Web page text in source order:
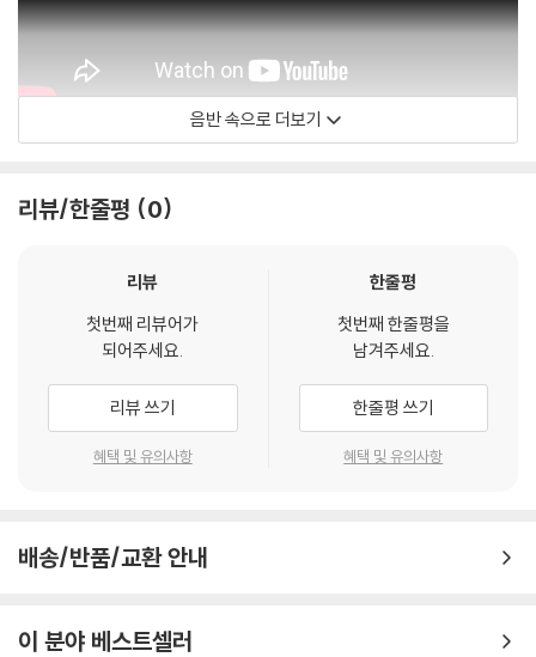
있습니다.
등이 발생할 수 있습니다.
다.
가 어려우므로 신중한 구매를 부탁드립니다.
음반 속으로 더보기
리뷰/한줄평 0
리뷰
첫번째 리뷰어가
되어주세요.
리뷰 쓰기
혜택 및 유의사항
한줄평
첫번째 한줄평을
남겨주세요.
한줄평 쓰기
혜택 및 유의사항
배송/반품/교환 안내
이 분야 베스트셀러